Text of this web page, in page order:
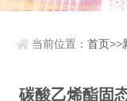
当前位置：首页>>
碳酸乙烯酯固